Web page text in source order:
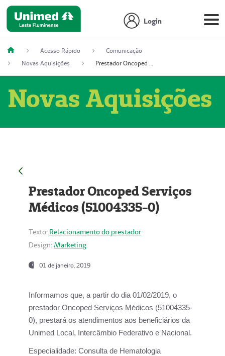
Login
Acesso Rápido
Comunicação
Novas Aquisições
Prestador Oncoped Serviços Médicos (51004335-0)
Novas Aquisições
Prestador Oncoped Serviços
Médicos (51004335-0)
Texto: Relacionamento do prestador
Design: Marketing
01 de janeiro, 2019
Informamos que, a partir do dia 01/02/2019, o
prestador Oncoped Serviços Médicos (51004335-
0), prestará os atendimentos aos beneficiários da
Unimed Local, Intercâmbio Federativo e Nacional.
Especialidade: Consulta de Hematologia